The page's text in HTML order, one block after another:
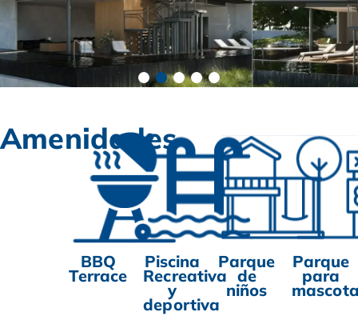
Amenidades
BBQ
Terrace
Piscina
Recreativa
y
deportiva
Parque
de
niños
Parque
para